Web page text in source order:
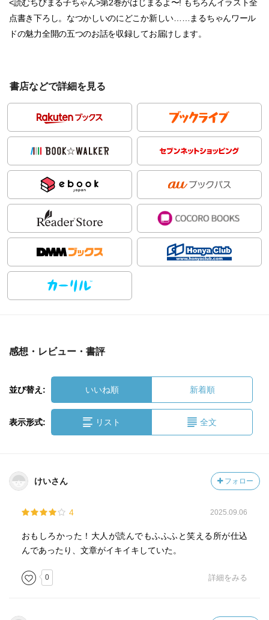
<読むちびまる子ちゃん>第2巻がはじまるよ〜! もちろんイラスト全
点書き下ろし。なつかしいのにどこか新しい……まるちゃんワール
ドの魅力全開の五つのお話を収録してお届けします。
書店などで詳細を見る
感想・レビュー・書評
並び替え: いいね順 新着順
表示形式: リスト 全文
けいさん フォロー
4 2025.09.06
おもしろかった！大人が読んでもふふふと笑える所が仕込
んであったり、文章がイキイキしていた。
0 詳細をみる